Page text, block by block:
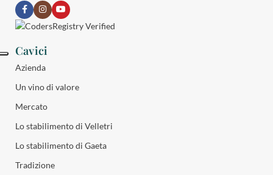
Cavici
Azienda
Un vino di valore
Mercato
Lo stabilimento di Velletri
Lo stabilimento di Gaeta
Tradizione